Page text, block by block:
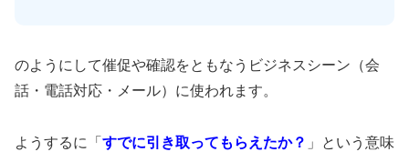
のようにして催促や確認をともなうビジネスシーン（会
話・電話対応・メール）に使われます。
ようするに「 すでに引き取ってもらえたか？ 」という意味